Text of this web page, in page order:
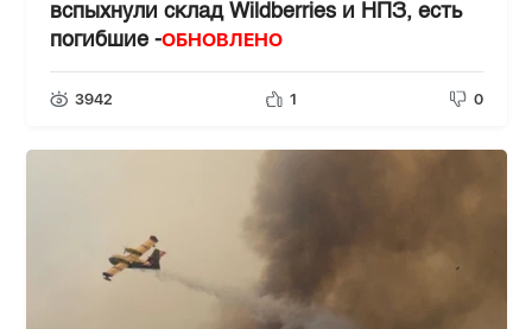
вспыхнули склад Wildberries и НПЗ, есть
погибшие -ОБНОВЛЕНО
3942 1 0